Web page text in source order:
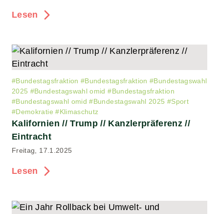
Lesen
#Bundestagsfraktion #Bundestagsfraktion #Bundestagswahl
2025 #Bundestagswahl omid #Bundestagsfraktion
#Bundestagswahl omid #Bundestagswahl 2025 #Sport
#Demokratie #Klimaschutz
Kalifornien // Trump // Kanzlerpräferenz //
Eintracht
Freitag, 17.1.2025
Lesen